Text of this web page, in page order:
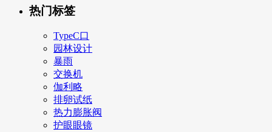
热门标签
TypeC口
园林设计
暴雨
交换机
伽利略
排卵试纸
热力膨胀阀
护眼眼镜